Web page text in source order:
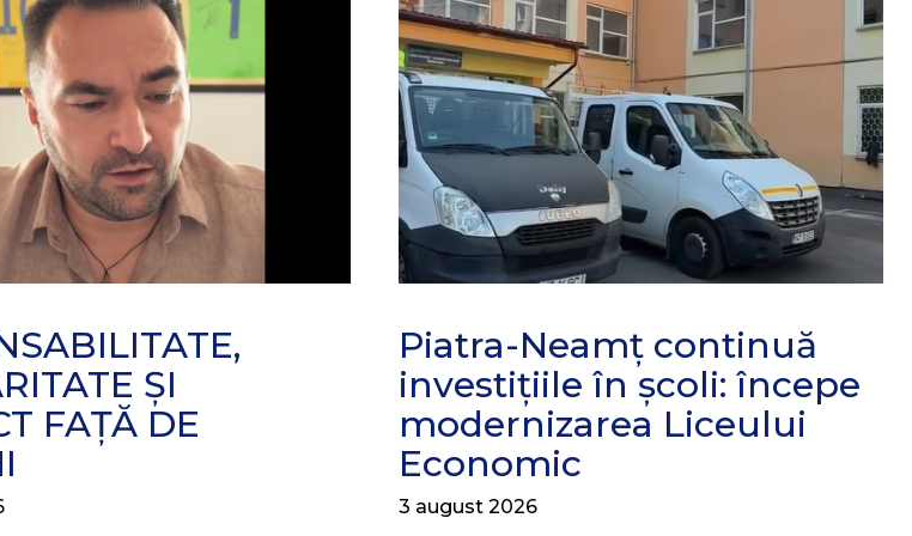
ȘI
FAȚĂ DE
Piatra-Neamț continuă
investițiile în școli: începe
modernizarea Liceului
Economic
3 august 2026